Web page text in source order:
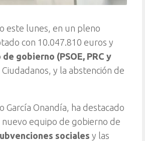
este lunes, en un pleno
con 10.047.810 euros y
gobierno (PSOE, PRC y
Ciudadanos, y la abstención de
Onandía, ha destacado
equipo de gobierno de
sociales y las